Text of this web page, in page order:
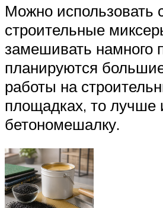
Можно использовать
строительные
замешивать намного
планируются
работы на
площадках, то лучше
бетономешалку.